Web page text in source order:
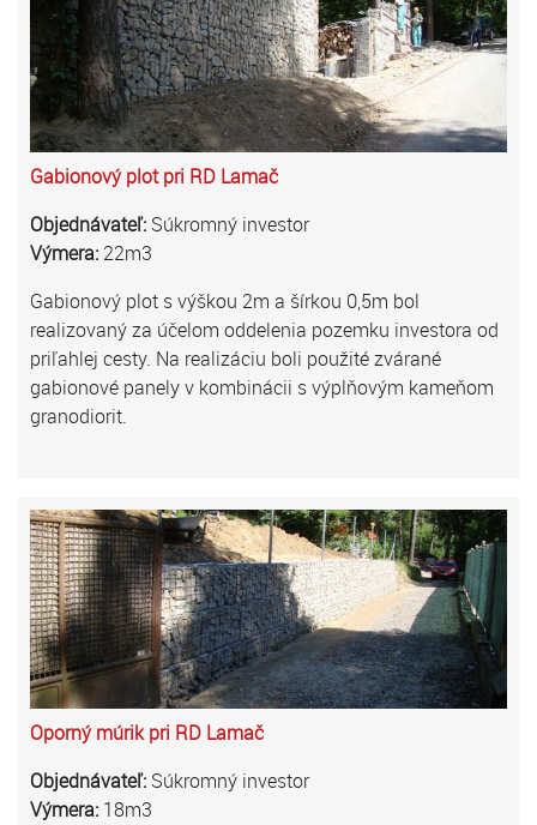
Gabionový plot pri RD Lamač
Objednávateľ: Súkromný investor
Výmera: 22m3
Gabionový plot s výškou 2m a šírkou 0,5m bol
realizovaný za účelom oddelenia pozemku investora od
priľahlej cesty. Na realizáciu boli použité zvárané
gabionové panely v kombinácii s výplňovým kameňom
granodiorit.
Oporný múrik pri RD Lamač
Objednávateľ: Súkromný investor
Výmera: 18m3